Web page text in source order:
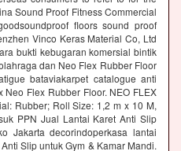
Sound Proof Fitness Commercial
floors sound proof
Vinco Keras Material Co, Ltd
bukti kebugaran komersial bintik
dan Neo Flex Rubber Floor
bataviakarpet catalogue anti
Flex Rubber Floor. NEO FLEX
Rubber; Roll Size: 1,2 m x 10 M,
PPN Jual Lantai Karet Anti Slip
Jakarta decorindoperkasa lantai
Slip untuk Gym & Kamar Mandi.